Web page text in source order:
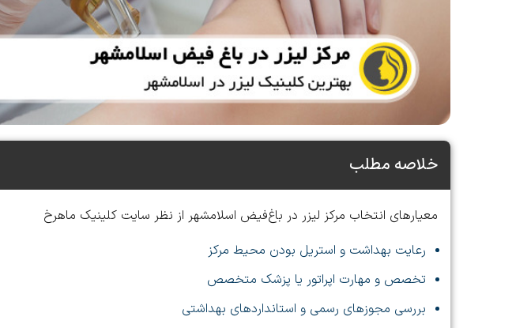
خلاصه مطلب
معیارهای انتخاب مرکز لیزر در باغ‌فیض اسلامشهر از نظر سایت کلینیک ماهرخ
رعایت بهداشت و استریل بودن محیط مرکز
تخصص و مهارت اپراتور یا پزشک متخصص
بررسی مجوزهای رسمی و استانداردهای بهداشتی